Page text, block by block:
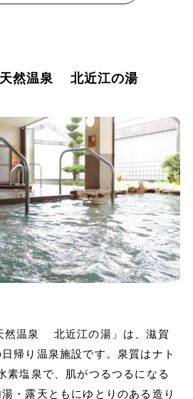
然温泉 北近江の湯
然温泉 北近江の湯」は、滋賀
帰り温泉施設です。泉質はナト
素塩泉で、肌がつるつるになる
・露天ともにゆとりのある造り